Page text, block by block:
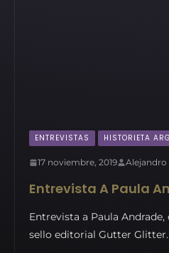
ENTREVISTAS HISTORIETA
17 noviembre, 2019 Alejandro
Entrevista A Paula
Entrevista a Paula
sello editorial Gutter Glitter.